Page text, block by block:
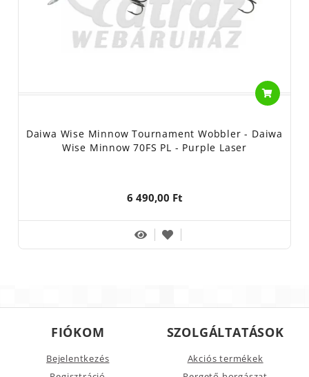
Daiwa Wise Minnow Tournament Wobbler - Daiwa
Wise Minnow 70FS PL - Purple Laser
6 490,00 Ft
FIÓKOM
Bejelentkezés
SZOLGÁLTATÁSOK
Akciós termékek